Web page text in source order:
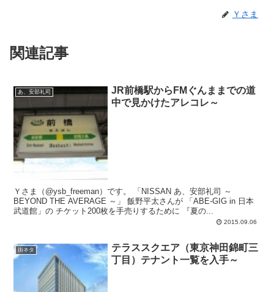
Ｙさま
関連記事
あ、安部礼司
JR前橋駅からFMぐんままでの道
中で見かけたアレコレ～
Ｙさま（@ysb_freeman）です。 「NISSAN あ、安部礼司 ～
BEYOND THE AVERAGE ～」 飯野平太さんが 「ABE-GIG in 日本
武道館」の チケット200枚を手売りするために 『夏の...
2015.09.06
街ネタ
テラススクエア（東京神田錦町三
丁目）テナント一覧を入手～